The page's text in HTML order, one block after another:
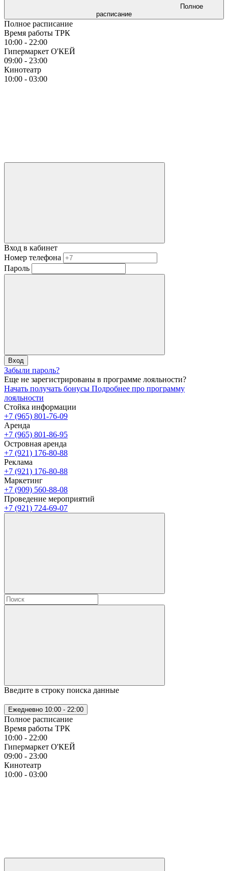
Полное
расписание
Полное расписание
Время работы ТРК
10:00 - 22:00
Гипермаркет О'КЕЙ
09:00 - 23:00
Кинотеатр
10:00 - 03:00
Вход в кабинет
Номер телефона
Пароль
Вход
Забыли пароль?
Еще не зарегистрированы в программе лояльности?
Начать получать бонусы Подробнее про программу
лояльности
Стойка информации
+7 (965) 801-76-09
Аренда
+7 (965) 801-86-95
Островная аренда
+7 (921) 176-80-88
Реклама
+7 (921) 176-80-88
Маркетинг
+7 (909) 560-88-08
Проведение мероприятий
+7 (921) 724-69-07
Введите в строку поиска данные
Ежедневно 10:00 - 22:00
Полное расписание
Время работы ТРК
10:00 - 22:00
Гипермаркет О'КЕЙ
09:00 - 23:00
Кинотеатр
10:00 - 03:00